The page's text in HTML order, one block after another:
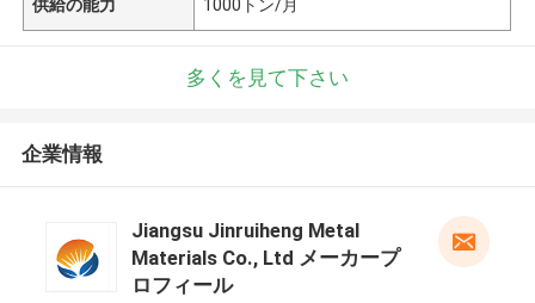
供給の能力 1000トン/月
多くを見て下さい
企業情報
Jiangsu Jinruiheng Metal
Materials Co., Ltd メーカープ
ロフィール